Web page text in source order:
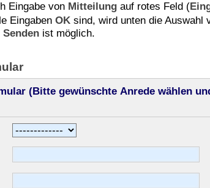
Eingabe von Mitteilung auf rotes Feld (
Eingaben OK sind, wird unten die Auswahl
Senden ist möglich.
(Bitte gewünschte Anrede wählen